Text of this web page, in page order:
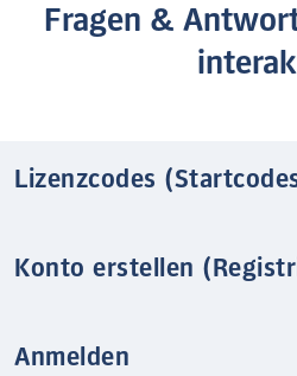
Fragen &
Lizenzcodes
Konto erstellen
Anmelden